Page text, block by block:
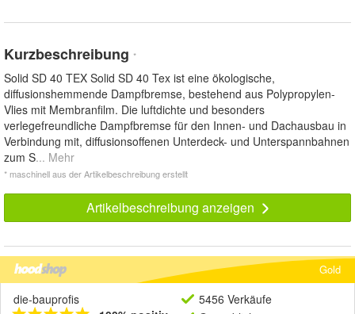
Kurzbeschreibung *
Solid SD 40 TEX Solid SD 40 Tex ist eine ökologische,
diffusionshemmende Dampfbremse, bestehend aus Polypropylen-
Vlies mit Membranfilm. Die luftdichte und besonders
verlegefreundliche Dampfbremse für den Innen- und Dachausbau in
Verbindung mit, diffusionsoffenen Unterdeck- und Unterspannbahnen
zum S... Mehr
* maschinell aus der Artikelbeschreibung erstellt
Artikelbeschreibung anzeigen
Gold
die-bauprofis
5456 Verkäufe